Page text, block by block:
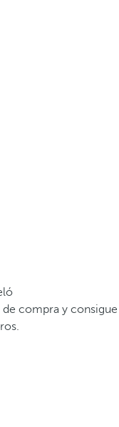
compra y consigue